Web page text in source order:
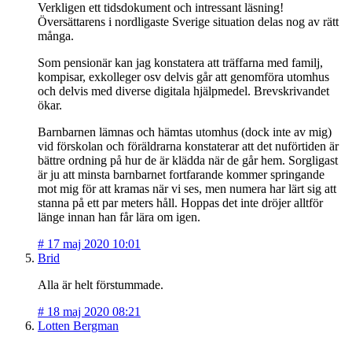
Verkligen ett tidsdokument och intressant läsning!
Översättarens i nordligaste Sverige situation delas nog av rätt
många.
Som pensionär kan jag konstatera att träffarna med familj,
kompisar, exkolleger osv delvis går att genomföra utomhus
och delvis med diverse digitala hjälpmedel. Brevskrivandet
ökar.
Barnbarnen lämnas och hämtas utomhus (dock inte av mig)
vid förskolan och föräldrarna konstaterar att det nuförtiden är
bättre ordning på hur de är klädda när de går hem. Sorgligast
är ju att minsta barnbarnet fortfarande kommer springande
mot mig för att kramas när vi ses, men numera har lärt sig att
stanna på ett par meters håll. Hoppas det inte dröjer alltför
länge innan han får lära om igen.
# 17 maj 2020 10:01
Brid
Alla är helt förstummade.
# 18 maj 2020 08:21
Lotten Bergman